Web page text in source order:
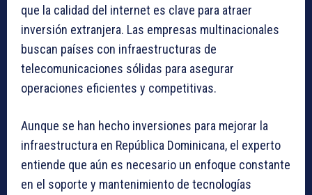
que la calidad del internet es clave para atraer
inversión extranjera. Las empresas multinacionales
buscan países con infraestructuras de
telecomunicaciones sólidas para asegurar
operaciones eficientes y competitivas.
Aunque se han hecho inversiones para mejorar la
infraestructura en República Dominicana, el experto
entiende que aún es necesario un enfoque constante
en el soporte y mantenimiento de tecnologías